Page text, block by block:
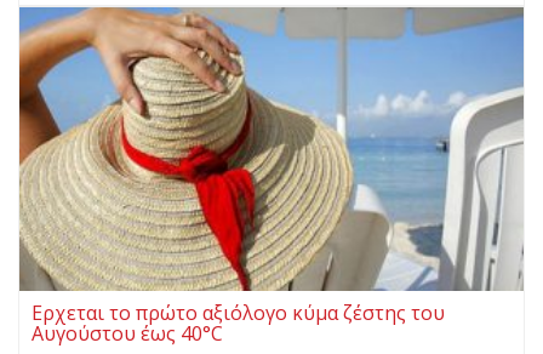
Ερχεται το πρώτο αξιόλογο κύμα ζέστης του
Αυγούστου έως 40°C